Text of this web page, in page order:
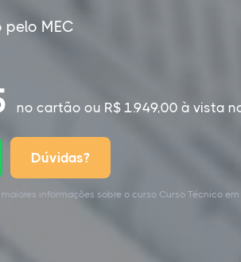
MEC
no cartão ou R$ 1.949,00 à vista
Dúvidas?
informações sobre o curso Curso Técnico